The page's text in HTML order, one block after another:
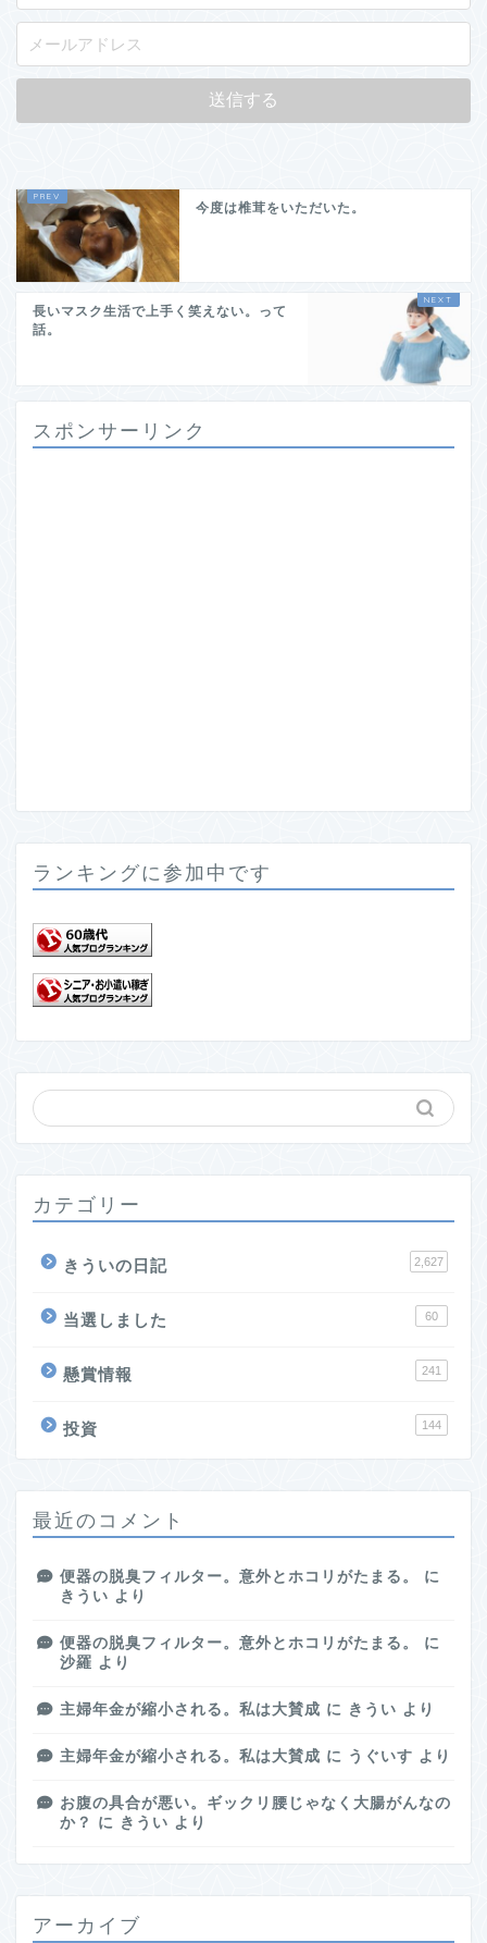
今度は椎茸をいただいた。
長いマスク生活で上手く笑えない。って
話。
スポンサーリンク
ランキングに参加中です
カテゴリー
きういの日記 2,627
当選しました 60
懸賞情報 241
投資 144
最近のコメント
便器の脱臭フィルター。意外とホコリがたまる。
に
きうい より
便器の脱臭フィルター。意外とホコリがたまる。
に
沙羅 より
主婦年金が縮小される。私は大賛成 に きうい より
主婦年金が縮小される。私は大賛成 に うぐいす より
お腹の具合が悪い。ギックリ腰じゃなく大腸がんなの
か？
に きうい より
アーカイブ